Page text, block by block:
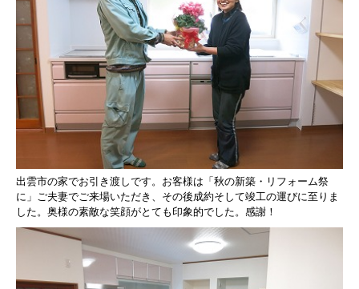
出雲市の家でお引き渡しです。 お客様は「秋の新築・リフォーム祭
に」ご夫妻でご来場いただき、 その後成約そして竣工の運びに至りま
した。 奥様の素敵な笑顔がとても印象的でした。 感謝！